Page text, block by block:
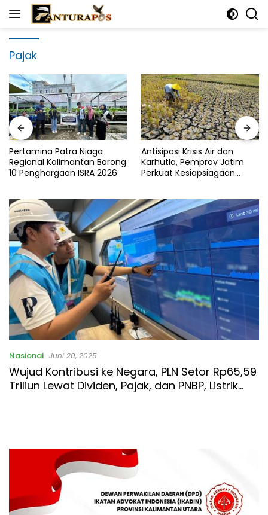
Langsung
Pajak
Pertamina Patra Niaga
Regional Kalimantan Borong
10 Penghargaan ISRA 2026
Antisipasi Krisis Air dan
Karhutla, Pemprov Jatim
Perkuat Kesiapsiagaan
Nasional Juni 20, 2025
Wujud Kontribusi ke Negara, PLN Setor Rp65,59
Triliun Lewat Dividen, Pajak, dan PNBP, Listrik